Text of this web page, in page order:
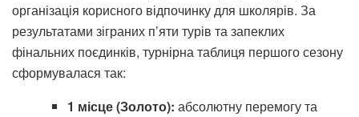
організація корисного відпочинку для школярів. За
результатами зіграних п’яти турів та запеклих
фінальних поєдинків, турнірна таблиця першого сезону
сформувалася так:
1 місце (Золото): абсолютну перемогу та